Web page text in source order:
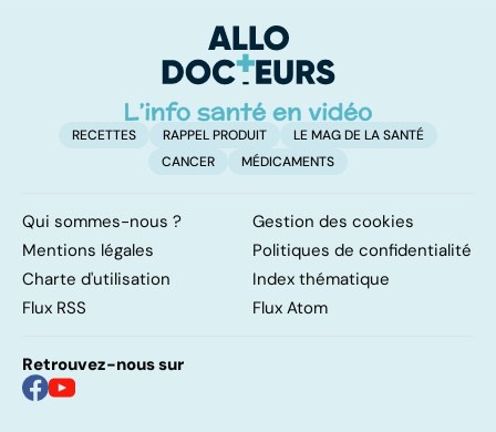
neurologique
incurable
RECETTES RAPPEL PRODUIT
LE MAG DE LA SANTÉ
CANCER
MÉDICAMENTS
Qui sommes-nous ?
Gestion des cookies
Mentions légales
Politiques de confidentialité
Charte d'utilisation
Index thématique
Flux RSS
Flux Atom
Retrouvez-nous sur